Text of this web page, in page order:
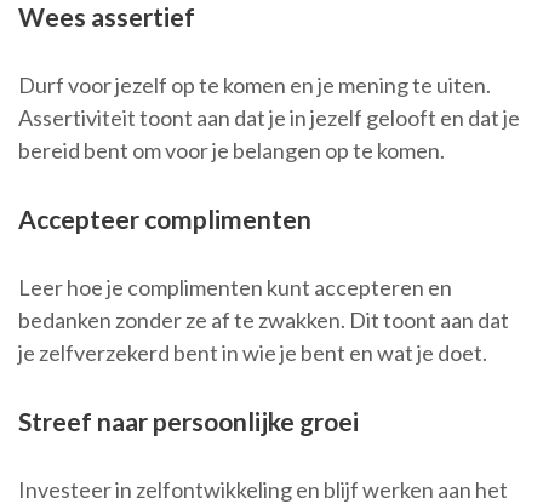
Wees assertief
Durf voor jezelf op te komen en je mening te uiten.
Assertiviteit toont aan dat je in jezelf gelooft en dat je
bereid bent om voor je belangen op te komen.
Accepteer complimenten
Leer hoe je complimenten kunt accepteren en
bedanken zonder ze af te zwakken. Dit toont aan dat
je zelfverzekerd bent in wie je bent en wat je doet.
Streef naar persoonlijke groei
Investeer in zelfontwikkeling en blijf werken aan het